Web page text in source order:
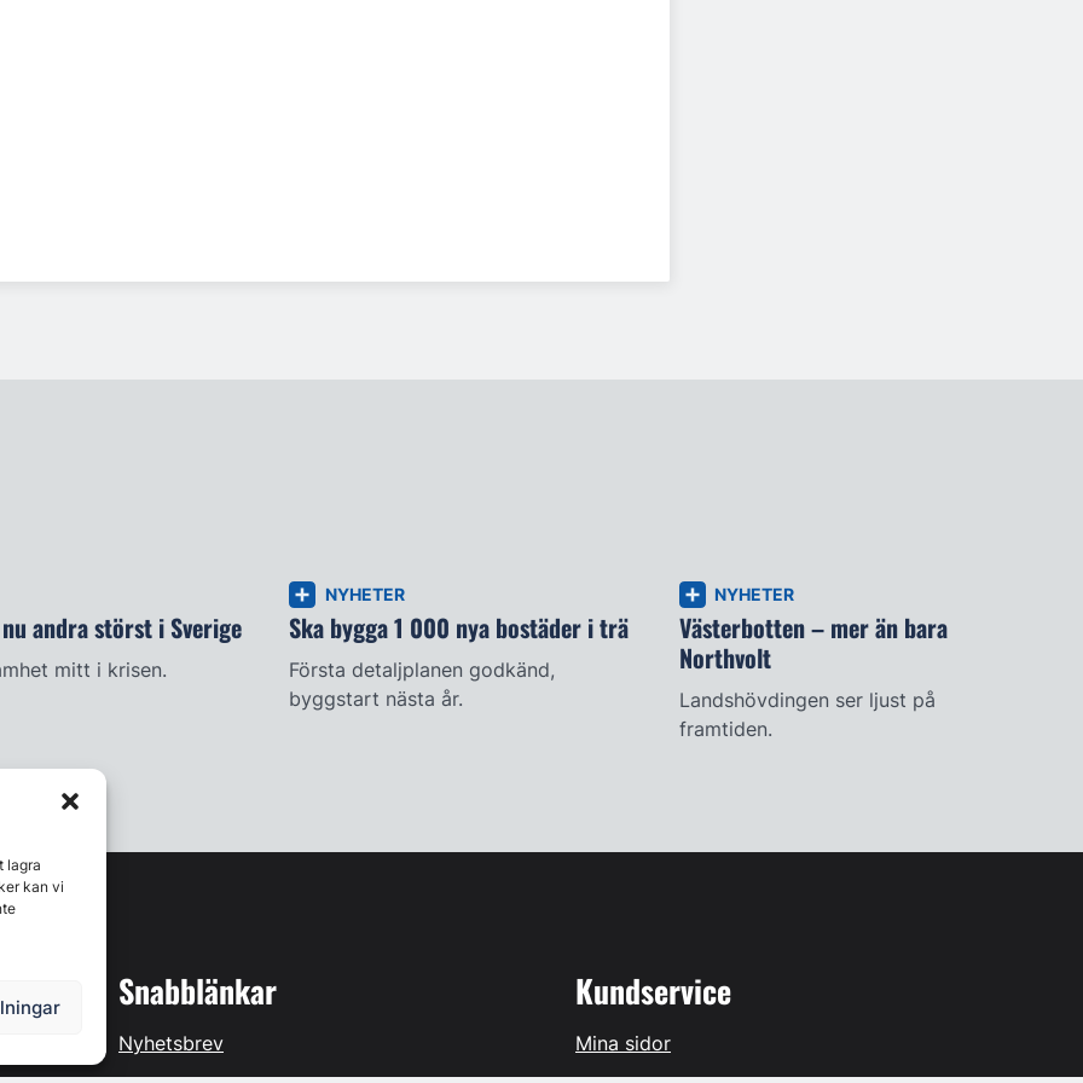
lagra
kan vi
andra störst i Sverige
mitt i krisen.
NYHETER
Ska bygga 1 000 nya bostäder i trä
Första detaljplanen godkänd,
byggstart nästa år.
NYHETER
Västerbotten – mer än bara
Northvolt
Landshövdingen ser ljust på
framtiden.
Snabblänkar
Nyhetsbrev
Kundservice
Mina sidor